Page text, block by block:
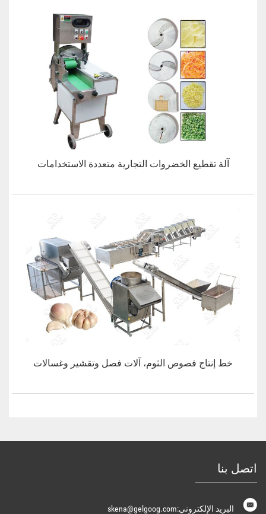
آلة تقطيع الخضروات التجارية متعددة الاستخدامات
خط إنتاج فصوص الثوم، آلات فصل وتقشير وغسالات
اتصل بنا
البريد الإلكتروني:skena@gelgoog.com